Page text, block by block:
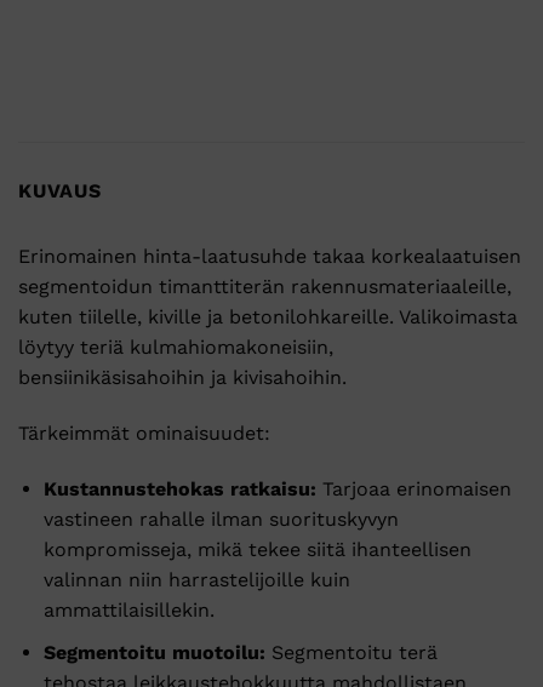
KUVAUS
Erinomainen hinta-laatusuhde takaa korkealaatuisen
segmentoidun timanttiterän rakennusmateriaaleille,
kuten tiilelle, kiville ja betonilohkareille. Valikoimasta
löytyy teriä kulmahiomakoneisiin,
bensiinikäsisahoihin ja kivisahoihin.
Tärkeimmät ominaisuudet:
Kustannustehokas ratkaisu: Tarjoaa erinomaisen
vastineen rahalle ilman suorituskyvyn
kompromisseja, mikä tekee siitä ihanteellisen
valinnan niin harrastelijoille kuin
ammattilaisillekin.
Segmentoitu muotoilu: Segmentoitu terä
tehostaa leikkaustehokkuutta mahdollistaen